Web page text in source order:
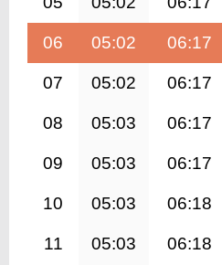
06 05:02 06:17
07 05:02 06:17
08 05:03 06:17
09 05:03 06:17
10 05:03 06:18
11 05:03 06:18